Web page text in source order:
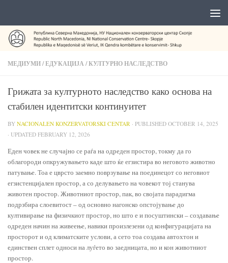
МЕДИУМИ/ЕДУКАЦИЈА/КУЛТУРНО НАСЛЕДСТВО
Грижата за културното наследство како основа на
стабилен идентитски континуитет
BY NACIONALEN KONZERVATORSKI CENTAR · PUBLISHED OCTOBER 14, 2025
· UPDATED FEBRUARY 12, 2026
Еден човек не случајно се раѓа на одреден простор, токму да го
облагороди опкружувањето каде што ќе егзистира во неговото животно
патување. Тоа е цврсто заемно поврзување на поединецот со неговиот
егзистенцијален простор, а со делувањето на човекот тој станува
животен простор. Животниот простор, пак, во својата парадигма
подрзбира слоевитост – од основно нагонско опстојување до
култивирање на физичкиот простор, но што е и посуштински – создавање
одреден начин на живеење, навики произлезени од конфигурацијата на
просторот и од климатските услови, а сето тоа создава автохтон и
единствен сплет односи на луѓето во заедницата, но и кон животниот
простор.